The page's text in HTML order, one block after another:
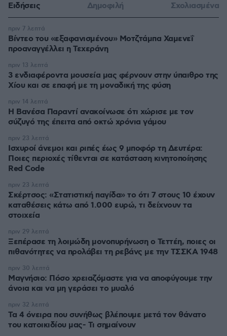
Ειδήσεις Δημοφιλή Σχολιασμένα
Βίντεο του «εξαφανισμένου» Μοτζτάμπα Χαμενεΐ
προαναγγέλλει η Τεχεράνη
πριν 7 λεπτά
3 ενδιαφέροντα μουσεία μας φέρνουν στην ύπαιθρο της
Χίου και σε επαφή με τη μοναδική της φύση
πριν 13 λεπτά
Η Βανέσα Παραντί ανακοίνωσε ότι χώρισε με τον
σύζυγό της έπειτα από οκτώ χρόνια γάμου
πριν 14 λεπτά
Ισχυροί άνεμοι και ριπές έως 9 μποφόρ τη Δευτέρα:
Ποιες περιοχές τίθενται σε κατάσταση κινητοποίησης
Red Code
πριν 23 λεπτά
Σκέρτσος: «Στατιστική παγίδα» το ότι 7 στους 10 έχουν
καταθέσεις κάτω από 1.000 ευρώ, τι δείχνουν τα
στοιχεία
πριν 23 λεπτά
Ξεπέρασε τη λοιμώδη μονοπυρήνωση ο Τεττέη, ποιες οι
πιθανότητες να προλάβει τη ρεβάνς με την ΤΣΣΚΑ 1948
πριν 29 λεπτά
Μαγνήσιο: Πόσο χρειαζόμαστε για να αποφύγουμε την
άνοια και να μη γεράσει το μυαλό
πριν 30 λεπτά
Τα 4 όνειρα που συνήθως βλέπουμε μετά τον θάνατο
του κατοικιδίου μας- Τι σημαίνουν
πριν 32 λεπτά